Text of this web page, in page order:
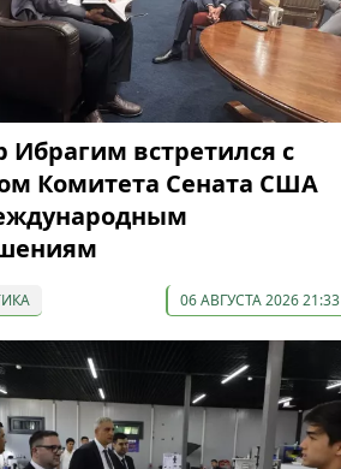
Ибрагим встретился с
Комитета Сената США
06 АВГУСТА 2026 21:33